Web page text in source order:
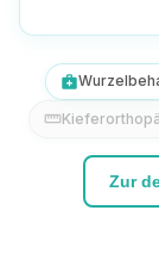
medical_services
straighten
Zur